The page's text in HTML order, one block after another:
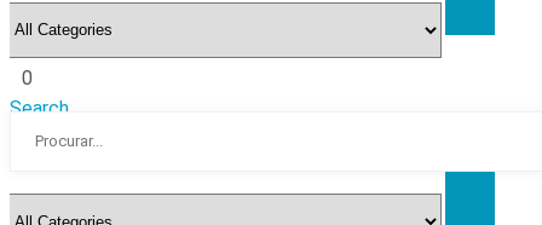
0
Search